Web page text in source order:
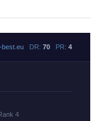
best.euDR: 70PR: 4
4